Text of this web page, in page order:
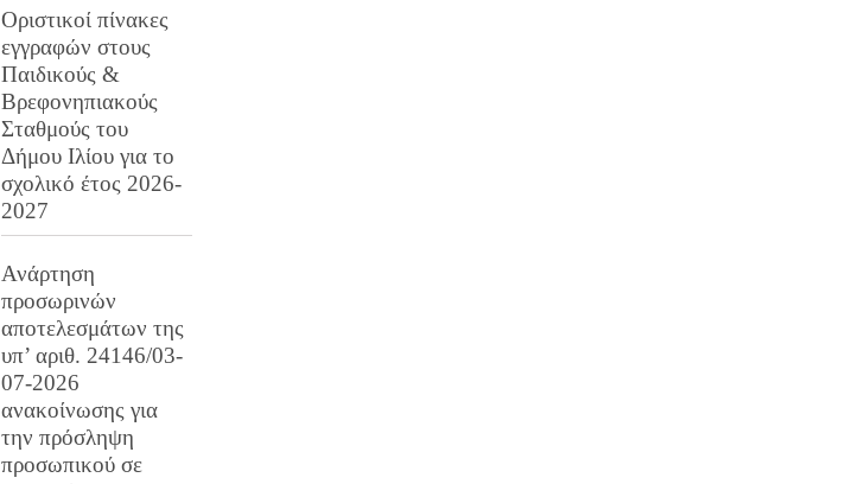
Οριστικοί πίνακες
εγγραφών στους
Παιδικούς &
Βρεφονηπιακούς
Σταθμούς του
Δήμου Ιλίου για το
σχολικό έτος 2026-
2027
Ανάρτηση
προσωρινών
αποτελεσμάτων της
υπ’ αριθ. 24146/03-
07-2026
ανακοίνωσης για
την πρόσληψη
προσωπικού σε